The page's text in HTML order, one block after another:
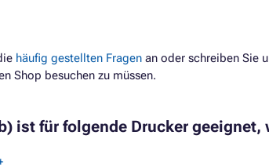
häufig gestellten Fragen an oder schreiben Sie
Shop besuchen zu müssen.
ist für folgende Drucker geeignet,